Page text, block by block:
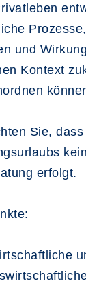
Prozesse,
und
Kontext
Sie,
erfolgt.